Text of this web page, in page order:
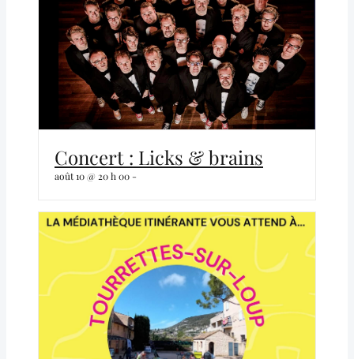
Concert : Licks & brains
août 10 @ 20 h 00 -